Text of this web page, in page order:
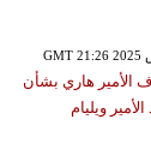
الأمير هاري بشأن
ويليام